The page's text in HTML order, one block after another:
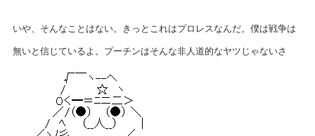
いや、そんなことはない。きっとこれはプロレスなんだ。僕は戦争は
無いと信じているよ。プーチンはそんな非人道的なヤツじゃないさ